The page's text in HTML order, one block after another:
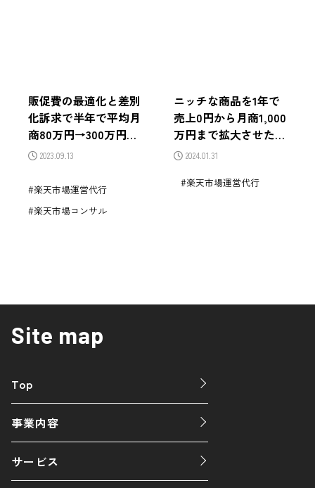
販促費の最適化と差別
化訴求で半年で平均月
商80万円→300万円ま
で成長！食品ジャンル
大戦略
2023.09.13
楽天市場運営代行
楽天市場コンサル
ニッチな商品を1年で
売上0円から月商1,000
万円まで拡大させた売
上拡大戦略
2024.01.31
楽天市場運営代行
Site map
Top
事業内容
サービス